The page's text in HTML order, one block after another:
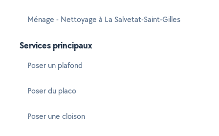
Ménage - Nettoyage à La Salvetat-Saint-Gilles
Services principaux
Poser un plafond
Poser du placo
Poser une cloison